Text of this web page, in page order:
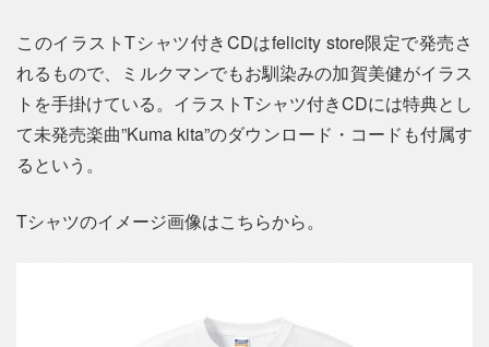
このイラストTシャツ付きCDはfelicity store限定で発売さ
れるもので、ミルクマンでもお馴染みの加賀美健がイラス
トを手掛けている。イラストTシャツ付きCDには特典とし
て未発売楽曲”Kuma kita”のダウンロード・コードも付属す
るという。
Tシャツのイメージ画像はこちらから。